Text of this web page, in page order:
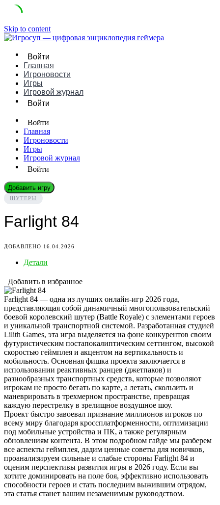
Skip to content
Войти
Главная
Игроновости
Игры
Игровой журнал
Войти
Войти
Главная
Игроновости
Игры
Игровой журнал
Войти
Добавить игру
ШУТЕРЫ
Farlight 84
ДОБАВЛЕНО 16.04.2026
Детали
Добавить в избранное
Farlight 84 — одна из лучших онлайн-игр 2026 года,
представляющая собой динамичный многопользовательский
боевой королевский шутер (Battle Royale) с элементами героев
и уникальной транспортной системой. Разработанная студией
Lilith Games, эта игра выделяется на фоне конкурентов своим
футуристическим постапокалиптическим сеттингом, высокой
скоростью геймплея и акцентом на вертикальность и
мобильность. Основная фишка проекта заключается в
использовании реактивных ранцев (джетпаков) и
разнообразных транспортных средств, которые позволяют
игрокам не просто бегать по карте, а летать, скользить и
маневрировать в трехмерном пространстве, превращая
каждую перестрелку в зрелищное воздушное шоу.
Проект быстро завоевал признание миллионов игроков по
всему миру благодаря кроссплатформенности, оптимизации
под мобильные устройства и ПК, а также регулярным
обновлениям контента. В этом подробном гайде мы разберем
все аспекты геймплея, дадим ценные советы для новичков,
проанализируем сильные и слабые стороны Farlight 84 и
оценим перспективы развития игры в 2026 году. Если вы
хотите доминировать на поле боя, эффективно использовать
способности героев и стать последним выжившим отрядом,
эта статья станет вашим незаменимым руководством.